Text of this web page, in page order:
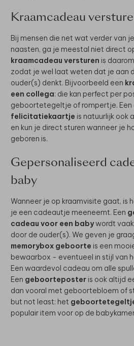
Kraamcadeau
Bij mensen die net wat verder van
naasten, ga je meestal niet direct
kraamcadeau versturen is
zodat je wel laat weten dat je aan
ouder(s) denkt. Bijvoorbeeld een
een collega: die kan perfect per
geboortetegeltje of rompertje. Een
felicitatiekaartje is natuurlijk ook
en kun je direct sturen wanneer je
geboren is.
Gepersonaliseerd
baby
Wanneer je op kraamvisite gaat, is
je een cadeautje meeneemt. Een
cadeau voor een babywordt
door de ouder(s). We geven je
memorybox geboorte is een
bewaarbox - eventueel in stijl van
Een waardevol cadeau om alle
Een geboorteposter is ook altijd
dan vooral met geboortebloem of
but not least: het
populair item voor op de